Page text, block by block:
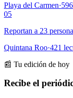
Playa del Carmen·596
05
Reportan a 23
Quintana Roo·421
📰 Tu edición de hoy
Recibe el